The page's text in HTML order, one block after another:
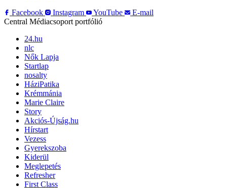
Facebook
Instagram YouTube
E-mail
Central Médiacsoport portfólió
24.hu
nlc
Nők Lapja
Startlap
nosalty
HáziPatika
Krémmánia
Marie Claire
Story
Akciós-Újság.hu
Hírstart
Vezess
Gyerekszoba
Kiderül
Meglepetés
Refresher
First Class